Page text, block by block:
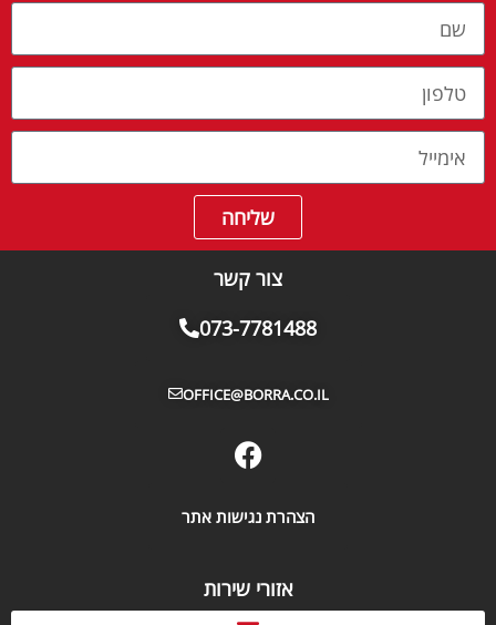
אזורי שירות
צור קשר
073-7781488
OFFICE@BORRA.CO.IL
הצהרת נגישות אתר
שליחה